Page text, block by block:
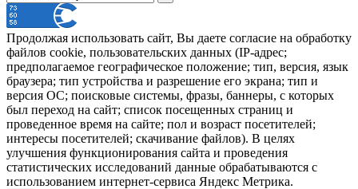
Продолжая использовать сайт, Вы даете согласие на обработку
файлов cookie, пользовательских данных (IP-адрес;
предполагаемое географическое положение; тип, версия, язык
браузера; тип устройства и разрешение его экрана; тип и
версия ОС; поисковые системы, фразы, баннеры, с которых
был переход на сайт; список посещенных страниц и
проведенное время на сайте; пол и возраст посетителей;
интересы посетителей; скачивание файлов). В целях
улучшения функционирования сайта и проведения
статистических исследований данные обрабатываются с
использованием интернет-сервиса Яндекс Метрика.